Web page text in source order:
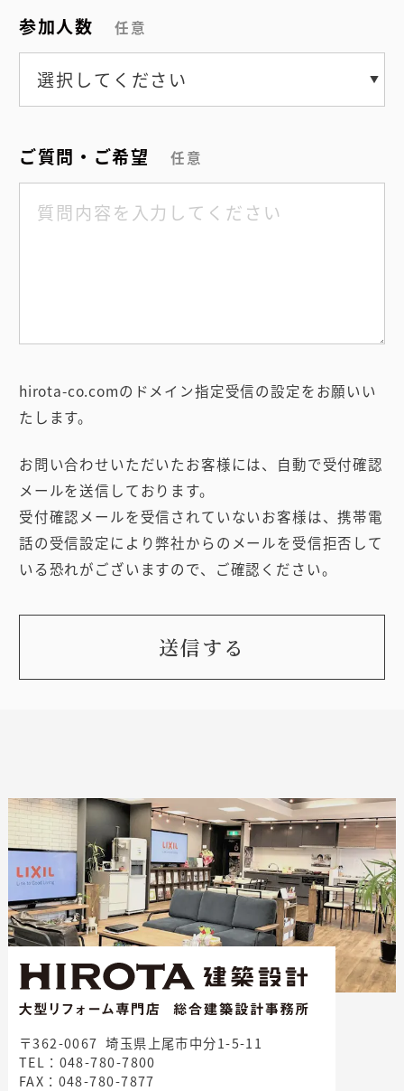
参加人数 任意
ご質問・ご希望 任意
hirota-co.comのドメイン指定受信の設定をお願いい
たします。
お問い合わせいただいたお客様には、自動で受付確認
メールを送信しております。
受付確認メールを受信されていないお客様は、携帯電
話の受信設定により弊社からのメールを受信拒否して
いる恐れがございますので、ご確認ください。
〒362-0067 埼玉県上尾市中分1-5-11
TEL：048-780-7800
FAX：048-780-7877